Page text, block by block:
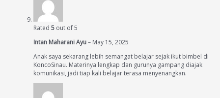
Rated 5 out of 5
Intan Maharani Ayu– May 15, 2025
Anak saya sekarang lebih semangat belajar sejak ikut bimbel di
KoncoSinau. Materinya lengkap dan gurunya gampang diajak
komunikasi, jadi tiap kali belajar terasa menyenangkan.